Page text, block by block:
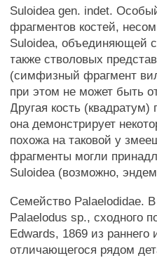
Suloidea gen. indet.
фрагментов костей,
Suloidea, объединяющей
также стволовых
(симфизный фрагмент
при этом не может быть
Другая кость
она демонстрирует
похожа на таковой у
фрагменты могли
Suloidea (возможно,
Семейство Palaelodidae.
Palaelodus sp., сходного
Edwards, 1869 из
отличающегося рядом